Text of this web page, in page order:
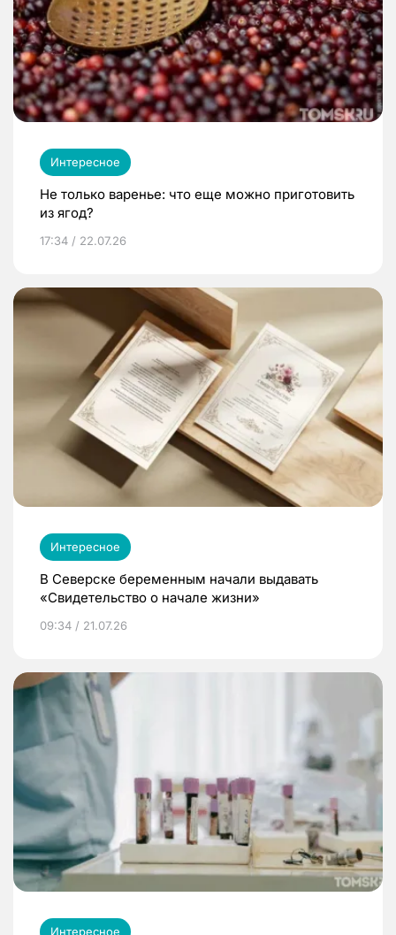
Интересное
Не только варенье: что еще можно приготовить
из ягод?
17:34 / 22.07.26
Интересное
В Северске беременным начали выдавать
«Свидетельство о начале жизни»
09:34 / 21.07.26
Интересное